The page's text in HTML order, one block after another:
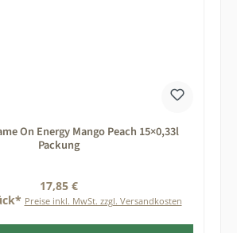
On Energy Mango Peach 15×0,33l
Packung
Regulärer Preis:
17,85 €
Preise inkl. MwSt. zzgl. Versandkosten